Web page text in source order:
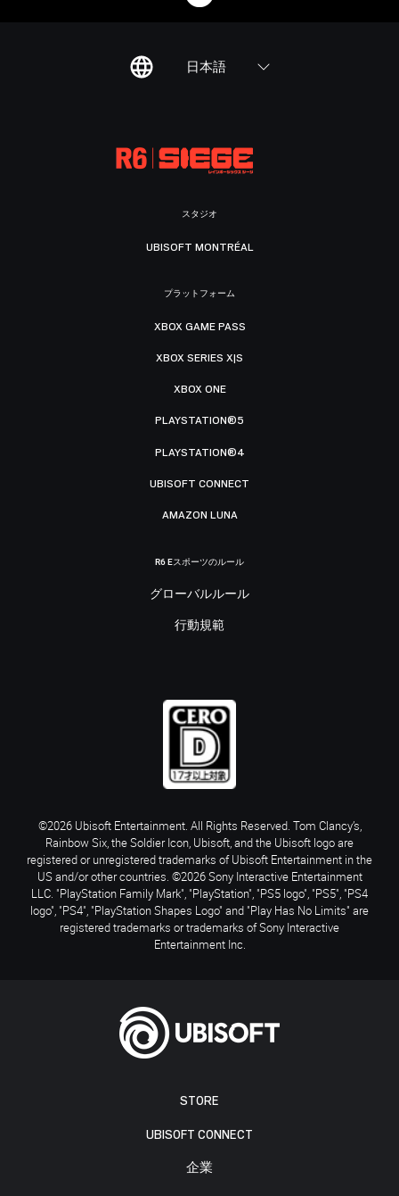
日本語
STORE
UBISOFT CONNECT
企業
スタジオ
UBISOFT MONTRÉAL
プラットフォーム
XBOX GAME PASS
XBOX SERIES X|S
XBOX ONE
PLAYSTATION®5
PLAYSTATION®4
UBISOFT CONNECT
AMAZON LUNA
R6 Eスポーツのルール
グローバルルール
行動規範
©2026 Ubisoft Entertainment. All Rights Reserved. Tom Clancy’s,
Rainbow Six, the Soldier Icon, Ubisoft, and the Ubisoft logo are
registered or unregistered trademarks of Ubisoft Entertainment in the
US and/or other countries. ©2026 Sony Interactive Entertainment
LLC. "PlayStation Family Mark", "PlayStation", "PS5 logo", "PS5", "PS4
logo", "PS4", "PlayStation Shapes Logo" and "Play Has No Limits" are
registered trademarks or trademarks of Sony Interactive
Entertainment Inc.